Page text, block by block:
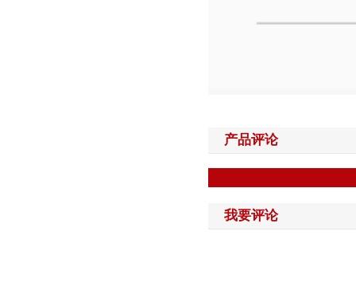
产品评论
我要评论